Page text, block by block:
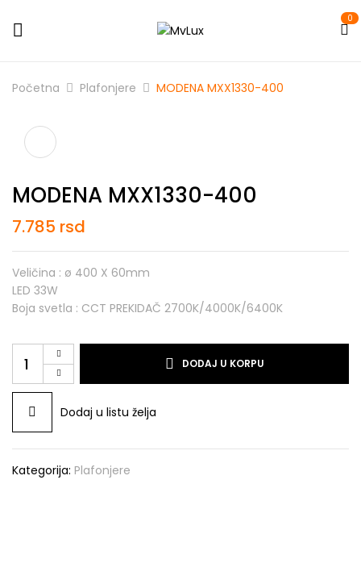
0
Početna Plafonjere MODENA MXX1330-400
MODENA MXX1330-400
7.785 rsd
Veličina : ø 400 X 60mm
LED 33W
Boja svetla : CCT PREKIDAČ 2700K/4000K/6400K
DODAJ U KORPU
Dodaj u listu želja
Kategorija: Plafonjere